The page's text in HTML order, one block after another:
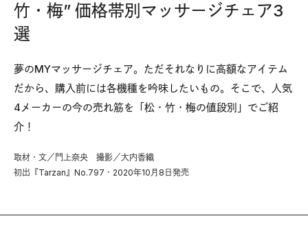
竹・梅” 価格帯別マッサージチェア3
選
夢のMYマッサージチェア。ただそれなりに高額なアイテム
だから、購入前には各機種を吟味したいもの。そこで、人気
4メーカーの今の売れ筋を「松・竹・梅の値段別」でご紹
介！
取材・文／門上奈央 撮影／大内香織
初出『Tarzan』No.797・2020年10月8日発売